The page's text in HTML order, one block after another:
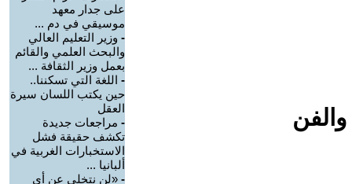
على جدار معهد
موسيقي في دم ...
- وزير التعليم العالي
والبحث العلمي والقائم
بعمل وزير الثقافة ...
- اللغة التي تسكننا..
حين يكتب اللسان سيرة
العقل
- مراجعات جديدة
تكشف حقيقة فشل
الاستخبارات الغربية في
ألبانيا ...
- «لن نتخلى عن أي